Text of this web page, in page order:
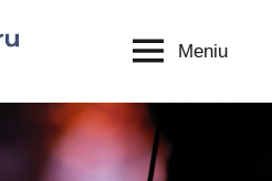
Bogdan
Pitaru
Meniu